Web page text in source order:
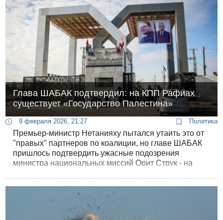
который лицензированная компания пыталась
провезти в Газу.
Глава ШАБАК подтвердил: на КПП Рафиах
существует «Государство Палестина»
9 февраля 2026, 21:27 Политика
Премьер-министр Нетанияху пытался утаить это от
"правых" партнеров по коалиции, но главе ШАБАК
пришлось подтвердить ужасные подозрения
министра национальных миссий Орит Струк - на